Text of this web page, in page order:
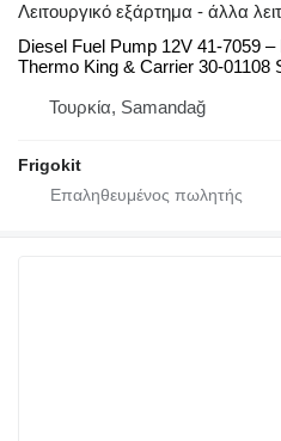
Λειτουργικό εξάρτημα - άλλα
Diesel Fuel Pump 12V 41-7059
Thermo King & Carrier 30-01108
Τουρκία, Samandağ
Frigokit